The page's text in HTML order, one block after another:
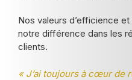
Nos valeurs d’efficience
notre différence dans les
clients.
« J’ai toujours à cœur de